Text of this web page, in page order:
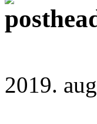
2019.